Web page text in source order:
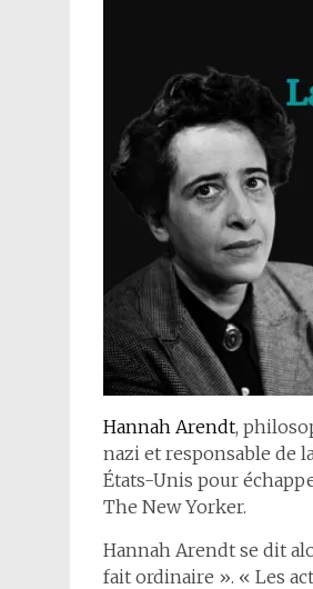
Hannah Arendt,
nazi et responsable de
États-Unis pour
The New Yorker.
Hannah Arendt se dit
fait ordinaire ». « Les